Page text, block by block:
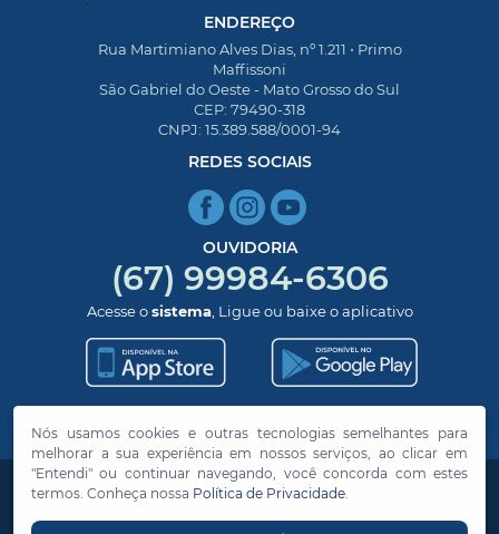
Nós usamos cookies e outras tecnologias semelhantes para
melhorar a sua experiência em nossos serviços, ao clicar em
"Entendi" ou continuar navegando, você concorda com estes
termos. Conheça nossa Política de Privacidade.
ENDEREÇO
Rua Martimiano Alves Dias, nº 1.211 • Primo
Maffissoni
São Gabriel do Oeste - Mato Grosso do Sul
CEP: 79490-318
CNPJ: 15.389.588/0001-94
REDES SOCIAIS
OUVIDORIA
(67) 99984-6306
Acesse osistema, Ligue ou baixe o aplicativo
Prefeitura de São Gabriel do Oeste